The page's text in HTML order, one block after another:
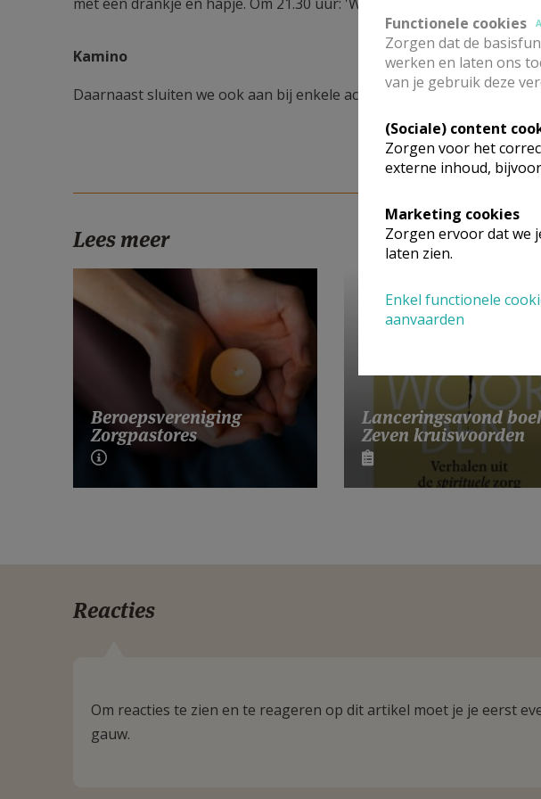
Kamino
Daarnaast sluiten we ook aan bij enkele activiteiten van
Lees meer
Beroepsvereniging
Zorgpastores
Lanceringsavond
Zeven kruiswoorden
Reacties
Om reacties te zien en te reageren op dit artikel moet je je eerst
gauw.
Functionele cookies
Zorgen dat de
werken en laten ons
van je gebruik deze
(Sociale) content
Zorgen voor het
externe inhoud,
Marketing cookies
Zorgen ervoor dat we
laten zien.
Enkel functionele
aanvaarden